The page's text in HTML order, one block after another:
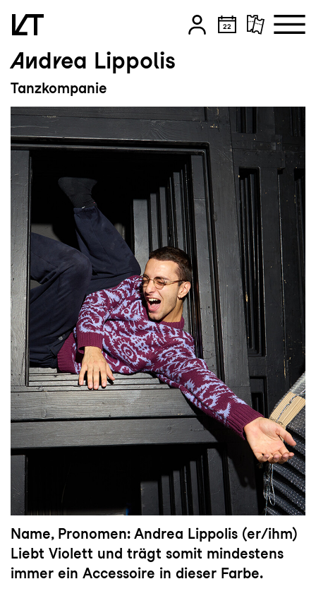
Zum Hauptinhalt springen
Zum Footer springen
Andrea Lippolis
Tanzkompanie
Name, Pronomen: Andrea Lippolis (er/ihm)
Liebt Violett und trägt somit mindestens
immer ein Accessoire in dieser Farbe.